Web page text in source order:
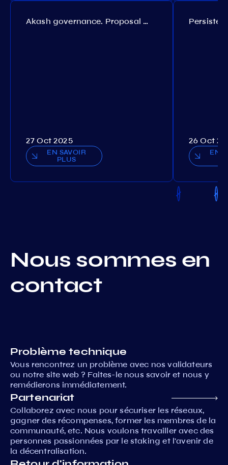
Akash governance. Proposal №308
27 Oct 2025
EN SAVOIR
PLUS
26 Oct
EN
Nous sommes en
contact
Problème technique
Vous rencontrez un problème avec nos validateurs
ou notre site web ? Faites-le nous savoir et nous y
remédierons immédiatement.
Partenariat
Collaborez avec nous pour sécuriser les réseaux,
gagner des récompenses, former les membres de la
communauté, etc. Nous voulons travailler avec des
personnes passionnées par le staking et l'avenir de
la décentralisation.